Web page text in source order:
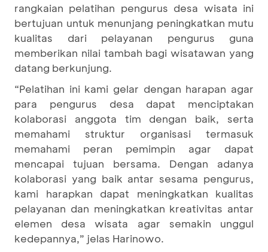
rangkaian pelatihan pengurus desa wisata ini
bertujuan untuk menunjang peningkatkan mutu
kualitas dari pelayanan pengurus guna
memberikan nilai tambah bagi wisatawan yang
datang berkunjung.
“Pelatihan ini kami gelar dengan harapan agar
para pengurus desa dapat menciptakan
kolaborasi anggota tim dengan baik, serta
memahami struktur organisasi termasuk
memahami peran pemimpin agar dapat
mencapai tujuan bersama. Dengan adanya
kolaborasi yang baik antar sesama pengurus,
kami harapkan dapat meningkatkan kualitas
pelayanan dan meningkatkan kreativitas antar
elemen desa wisata agar semakin unggul
kedepannya,” jelas Harinowo.